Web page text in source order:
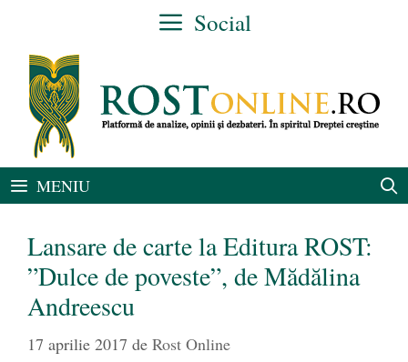
conținut
Social
MENIU
Lansare de carte la Editura ROST:
”Dulce de poveste”, de Mădălina
Andreescu
17 aprilie 2017 de Rost Online